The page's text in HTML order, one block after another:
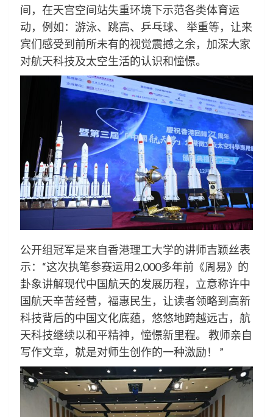
间，在天宫空间站失重环境下示范各类体育运
动，例如：游泳、跳高、乒乓球、 举重等，让来
宾们感受到前所未有的视觉震撼之余，加深大家
对航天科技及太空生活的认识和憧憬。
公开组冠军是来自香港理工大学的讲师吉颖丝表
示：“这次执笔参赛运用2,000多年前《周易》的
卦象讲解现代中国航天的发展历程，立意称许中
国航天辛苦经营，福惠民生，让读者领略到高新
科技背后的中国文化底蕴，悠悠地跨越远古，航
天科技继续以和平精神，憧憬新里程。 教师亲自
写作文章，就是对师生创作的一种激励！ ”